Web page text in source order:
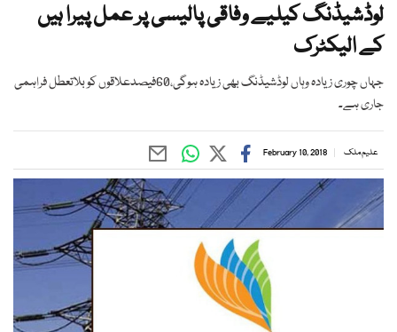
لوڈشیڈنگ کیلیے وفاقی پالیسی پر عمل پیرا ہیں
کے الیکٹرک
جہاں چوری زیادہ وہاں لوڈشیڈنگ بھی زیادہ ہوگی،60فیصدعلاقوں کو بلاتعطل فراہمی
جاری ہے۔
علیم ملک February 10, 2018